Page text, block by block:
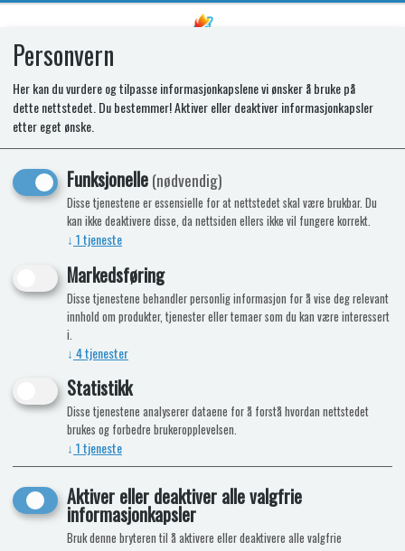
SPARES KIT - FASCIA, K1520DF V2,
BK, GLASS, LAMP, L&CM
Personvern
Her kan du vurdere og tilpasse informasjonkapslene vi ønsker å bruke på
dette nettstedet. Du bestemmer! Aktiver eller deaktiver informasjonkapsler
etter eget ønske.
Funksjonelle(nødvendig)
Disse tjenestene er essensielle for at nettstedet skal være brukbar. Du
kan ikke deaktivere disse, da nettsiden ellers ikke vil fungere korrekt.
↓ 1tjeneste
Markedsføring
Disse tjenestene behandler personlig informasjon for å vise deg relevant
innhold om produkter, tjenester eller temaer som du kan være interessert
i.
↓ 4tjenester
Statistikk
Disse tjenestene analyserer dataene for å forstå hvordan nettstedet
brukes og forbedre brukeropplevelsen.
↓ 1tjeneste
Aktiver eller deaktiver alle valgfrie
informasjonkapsler
Bruk denne bryteren til å aktivere eller deaktivere alle valgfrie